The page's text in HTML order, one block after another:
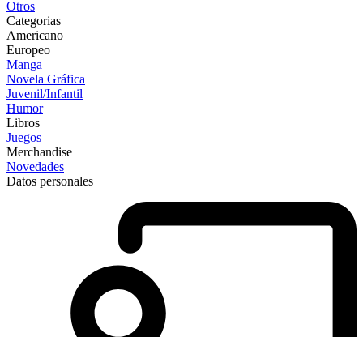
Otros
Categorias
Americano
Europeo
Manga
Novela Gráfica
Juvenil/Infantil
Humor
Libros
Juegos
Merchandise
Novedades
Datos personales